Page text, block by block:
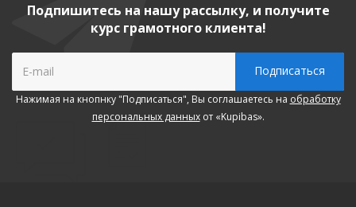
Подпишитесь на нашу рассылку, и получите
курс грамотного клиента!
Нажимая на кнопнку "Подписаться", Вы соглашаетесь на обработку
персональных данныхот «Kupibas».